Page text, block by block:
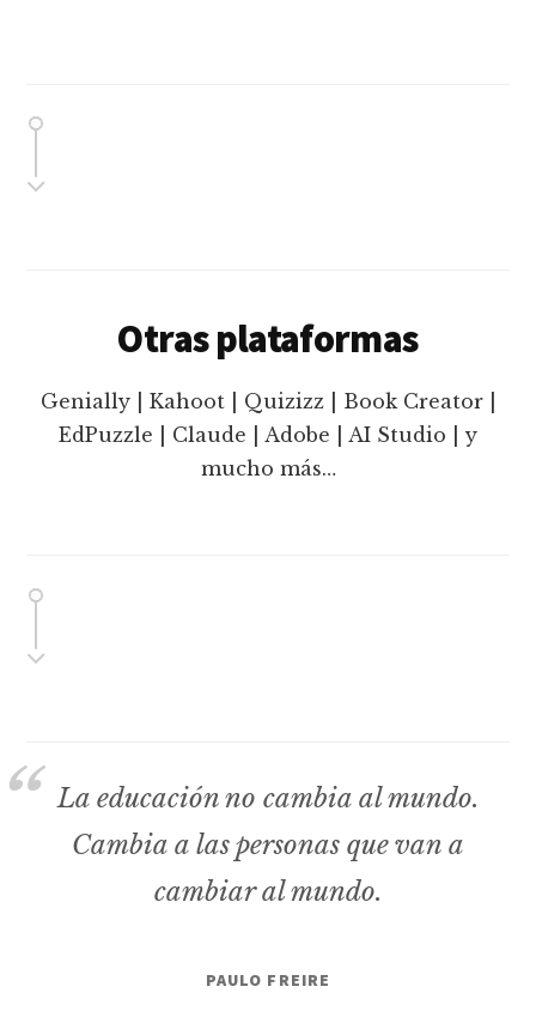
Otras plataformas
Genially | Kahoot | Quizizz | Book Creator |
EdPuzzle | Claude | Adobe | AI Studio | y
mucho más…
La educación no cambia al mundo.
Cambia a las personas que van a
cambiar al mundo.
PAULO FREIRE